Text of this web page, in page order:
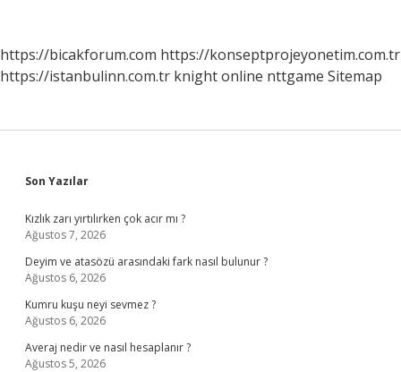
https://bicakforum.com https://konseptprojeyonetim.com.tr
https://istanbulinn.com.tr knight online nttgame Sitemap
Sidebar
Son Yazılar
Kızlık zarı yırtılırken çok acır mı ?
Ağustos 7, 2026
Deyim ve atasözü arasındaki fark nasıl bulunur ?
Ağustos 6, 2026
Kumru kuşu neyi sevmez ?
Ağustos 6, 2026
Averaj nedir ve nasıl hesaplanır ?
Ağustos 5, 2026